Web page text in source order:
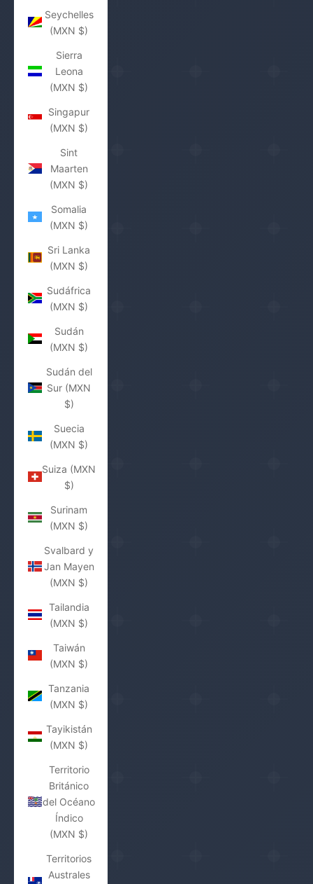
Seychelles
(MXN $)
Sierra
Leona
(MXN $)
Singapur
(MXN $)
Sint
Maarten
(MXN $)
Somalia
(MXN $)
Sri Lanka
(MXN $)
Sudáfrica
(MXN $)
Sudán
(MXN $)
Sudán del
Sur (MXN
$)
Suecia
(MXN $)
Suiza (MXN
$)
Surinam
(MXN $)
Svalbard y
Jan Mayen
(MXN $)
Tailandia
(MXN $)
Taiwán
(MXN $)
Tanzania
(MXN $)
Tayikistán
(MXN $)
Territorio
Británico
del Océano
Índico
(MXN $)
Territorios
Australes